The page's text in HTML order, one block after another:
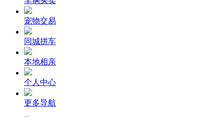
宠物交易
同城拼车
本地相亲
个人中心
更多导航